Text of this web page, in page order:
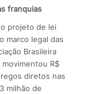
franquias
projeto de lei
marco legal das
Brasileira
R$
diretos nas
milhão de